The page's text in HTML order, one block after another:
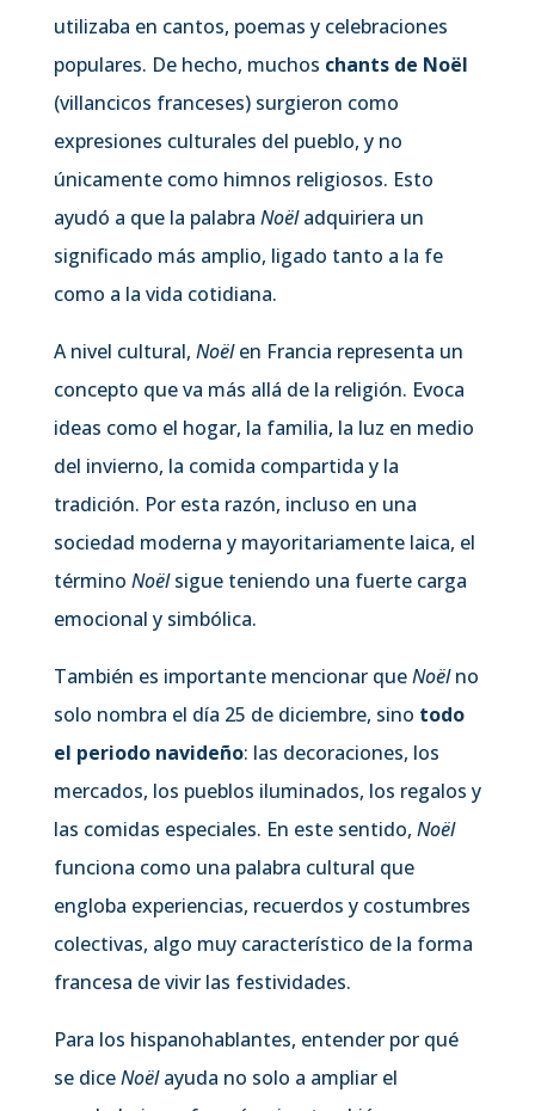
utilizaba en cantos, poemas y celebraciones
populares. De hecho, muchos chants de Noël
(villancicos franceses) surgieron como
expresiones culturales del pueblo, y no
únicamente como himnos religiosos. Esto
ayudó a que la palabra Noëladquiriera un
significado más amplio, ligado tanto a la fe
como a la vida cotidiana.
A nivel cultural, Noëlen Francia representa un
concepto que va más allá de la religión. Evoca
ideas como el hogar, la familia, la luz en medio
del invierno, la comida compartida y la
tradición. Por esta razón, incluso en una
sociedad moderna y mayoritariamente laica, el
término Noëlsigue teniendo una fuerte carga
emocional y simbólica.
También es importante mencionar queNoëlno
solo nombra el día 25 de diciembre, sino todo
el periodo navideño: las decoraciones, los
mercados, los pueblos iluminados, los regalos y
las comidas especiales. En este sentido, Noël
funciona como una palabra cultural que
engloba experiencias, recuerdos y costumbres
colectivas, algo muy característico de la forma
francesa de vivir las festividades.
Para los hispanohablantes, entender por qué
se diceNoëlayuda no solo a ampliar el